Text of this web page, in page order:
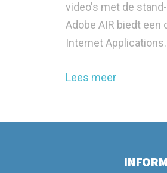
video's met de
Adobe AIR biedt
Internet
Lees meer